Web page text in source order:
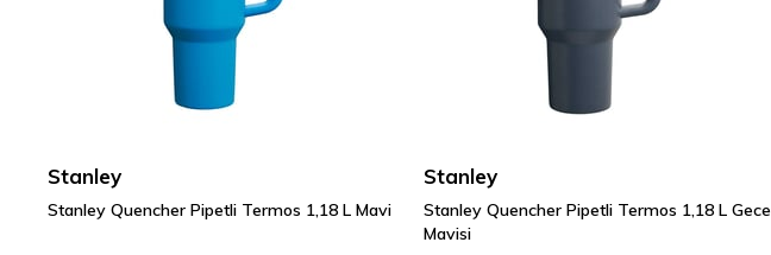
Stanley
Stanley Quencher Pipetli Termos 1,18 L Mavi
Stanley
Stanley Quencher Pipetli Termos 1,18 L Gece
Mavisi